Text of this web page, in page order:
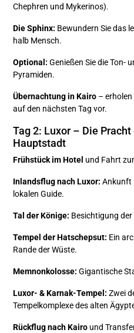
Chephren und Mykerinos).
Die Sphinx: Bewundern Sie das
halb Mensch.
Optional: Genießen Sie die Ton-
Pyramiden.
Übernachtung in Kairo – erholen
auf den nächsten Tag vor.
Tag 2: Luxor – Die
Hauptstadt
Frühstück im Hotel und Fahrt
Inlandsflug nach Luxor: Ankunft
lokalen Guide.
Tal der Könige: Besichtigung
Tempel der Hatschepsut: Ein
Rande der Wüste.
Memnonkolosse: Gigantische
Luxor- & Karnak-Tempel: Zwei
Tempelkomplexe des alten
Rückflug nach Kairo und